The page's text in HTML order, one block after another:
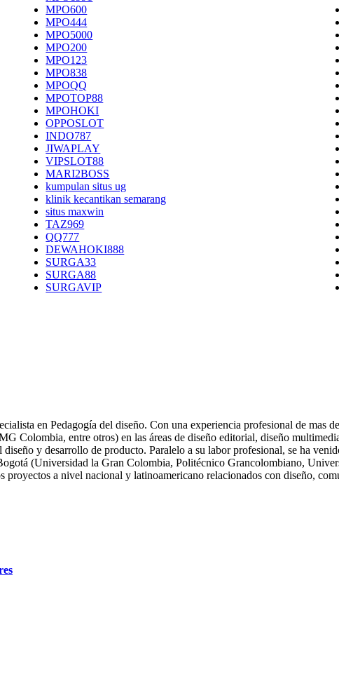
MPO600
MPO444
MPO5000
MPO200
MPO123
MPO838
MPOQQ
MPOTOP88
MPOHOKI
OPPOSLOT
INDO787
JIWAPLAY
VIPSLOT88
MARI2BOSS
kumpulan situs ug
klinik kecantikan semarang
situs maxwin
TAZ969
QQ777
DEWAHOKI888
SURGA33
SURGA88
SURGAVIP
en Pedagogía del diseño. Con una experiencia profesional de mas
Colombia, entre otros) en las áreas de diseño editorial, diseño
y desarrollo de producto. Paralelo a su labor profesional, se ha
(Universidad la Gran Colombia, Politécnico Grancolombiano,
a nivel nacional y latinoamericano relacionados con diseño,